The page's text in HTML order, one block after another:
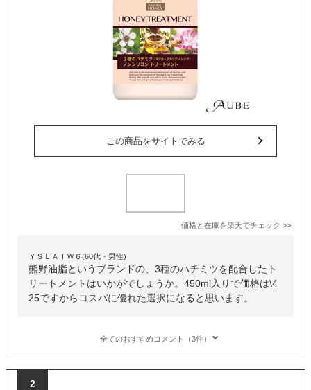
この商品をサイトでみる
価格と在庫を楽天でチェック >>
ＹＳＬＡＩＷ６(60代・男性)
熊野油脂というブランドの、3種のハチミツを配合したト
リートメントはいかがでしょうか。450ml入りで価格は\4
25ですからコスパに優れた選択になると思います。
全てのおすすめコメント（3件）
2